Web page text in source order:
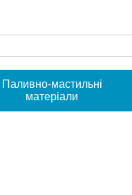
Паливно-мастильні
матеріали